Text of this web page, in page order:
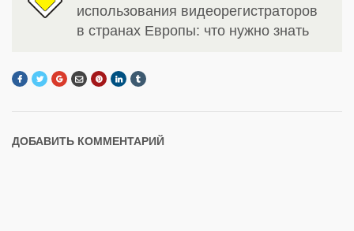
использования видеорегистраторов
в странах Европы: что нужно знать
ДОБАВИТЬ КОММЕНТАРИЙ